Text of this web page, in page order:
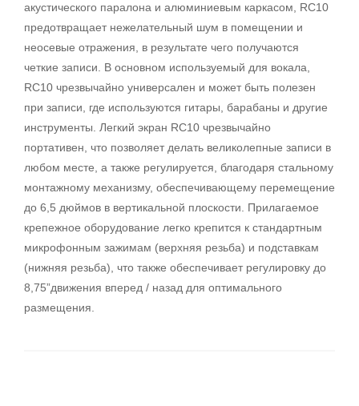
акустического паралона и алюминиевым каркасом, RC10
предотвращает нежелательный шум в помещении и
неосевые отражения, в результате чего получаются
четкие записи. В основном используемый для вокала,
RC10 чрезвычайно универсален и может быть полезен
при записи, где используются гитары, барабаны и другие
инструменты. Легкий экран RC10 чрезвычайно
портативен, что позволяет делать великолепные записи в
любом месте, а также регулируется, благодаря стальному
монтажному механизму, обеспечивающему перемещение
до 6,5 дюймов в вертикальной плоскости. Прилагаемое
крепежное оборудование легко крепится к стандартным
микрофонным зажимам (верхняя резьба) и подставкам
(нижняя резьба), что также обеспечивает регулировку до
8,75”движения вперед / назад для оптимального
размещения.